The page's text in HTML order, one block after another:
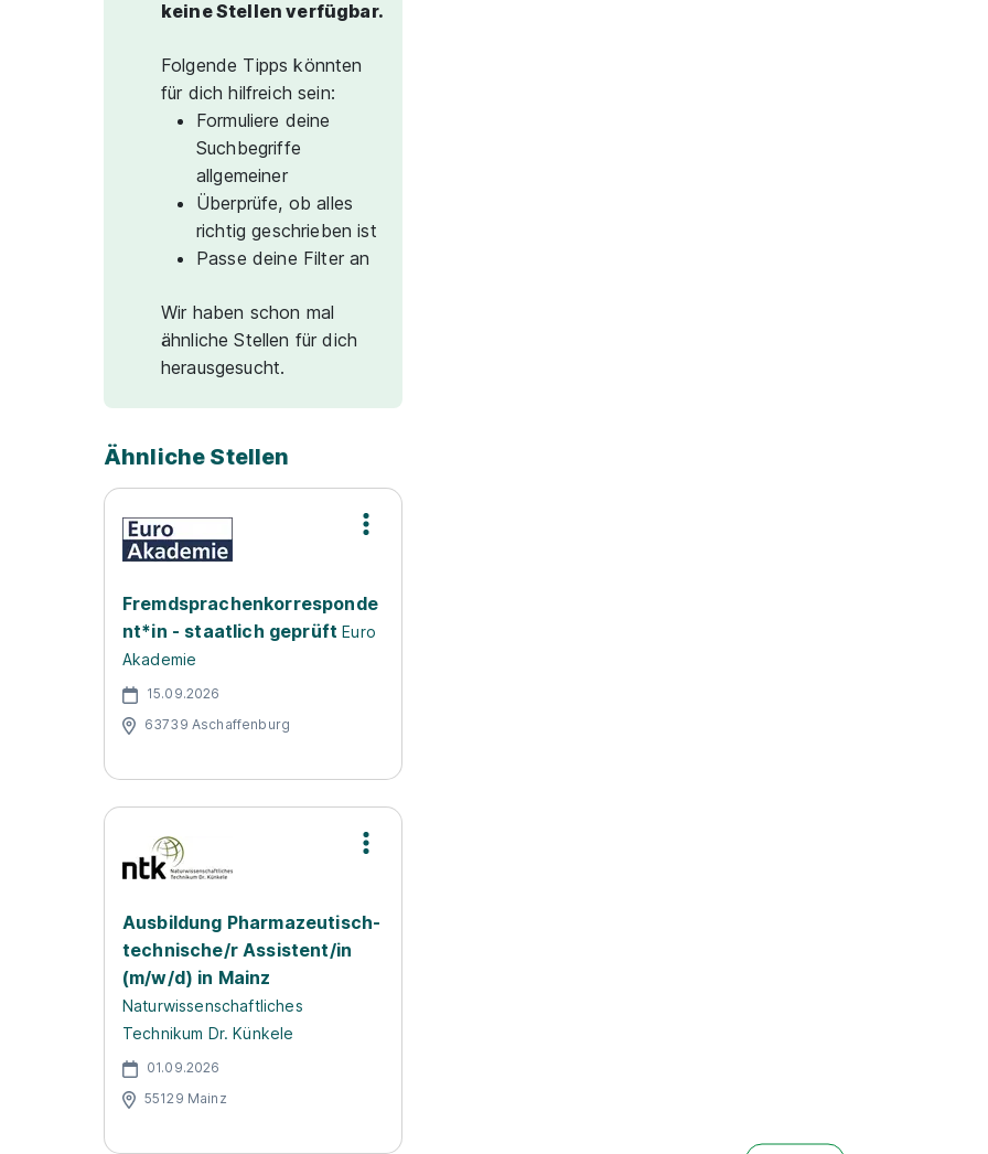
keine Stellen verfügbar.
Folgende Tipps könnten
für dich hilfreich sein:
Formuliere deine
Suchbegriffe
allgemeiner
Überprüfe, ob alles
richtig geschrieben ist
Passe deine Filter an
Wir haben schon mal
ähnliche Stellen für dich
herausgesucht.
Ähnliche Stellen
Fremdsprachenkorresponde
nt*in - staatlich geprüft Euro
Akademie
15.09.2026
63739 Aschaffenburg
Ausbildung Pharmazeutisch-
technische/r Assistent/in
(m/w/d) in Mainz
Naturwissenschaftliches
Technikum Dr. Künkele
01.09.2026
55129 Mainz